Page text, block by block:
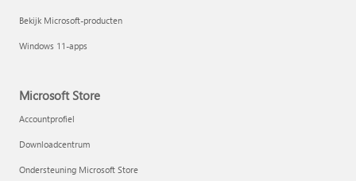
Bekijk Microsoft-producten
Windows 11-apps
Microsoft Store
Accountprofiel
Downloadcentrum
Ondersteuning Microsoft Store